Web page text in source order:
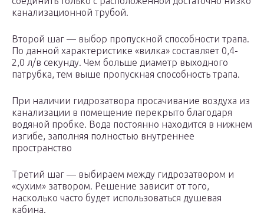
канализационной трубой.
Второй шаг — выбор пропускной способности трапа.
По данной характеристике «вилка» составляет 0,4-
2,0 л/в секунду. Чем больше диаметр выходного
патрубка, тем выше пропускная способность трапа.
При наличии гидрозатвора просачивание воздуха из
канализации в помещение перекрыто благодаря
водяной пробке. Вода постоянно находится в нижнем
изгибе, заполняя полностью внутреннее
пространство
Третий шаг — выбираем между гидрозатвором и
«сухим» затвором. Решение зависит от того,
насколько часто будет использоваться душевая
кабина.